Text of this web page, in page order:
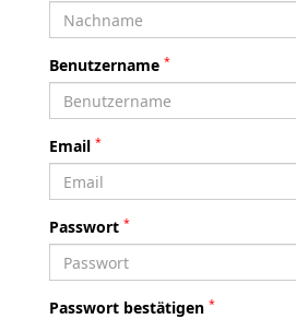
Benutzername *
Email *
Passwort *
Passwort bestätigen *